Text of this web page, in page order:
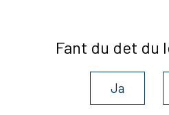
Fant du det du
Ja